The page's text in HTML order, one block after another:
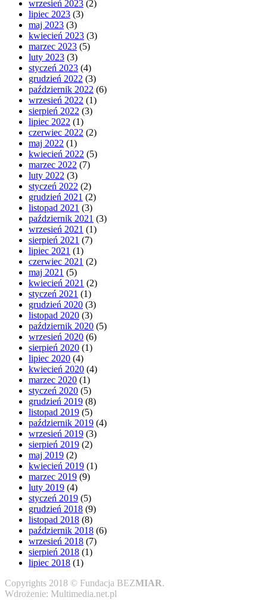
wrzesień 2023 (2)
lipiec 2023 (3)
maj 2023 (3)
kwiecień 2023 (3)
marzec 2023 (5)
luty 2023 (3)
styczeń 2023 (4)
grudzień 2022 (3)
październik 2022 (6)
wrzesień 2022 (1)
sierpień 2022 (3)
lipiec 2022 (1)
czerwiec 2022 (2)
maj 2022 (1)
kwiecień 2022 (5)
marzec 2022 (7)
luty 2022 (3)
styczeń 2022 (2)
grudzień 2021 (2)
listopad 2021 (3)
październik 2021 (3)
wrzesień 2021 (1)
sierpień 2021 (7)
lipiec 2021 (1)
czerwiec 2021 (2)
maj 2021 (5)
kwiecień 2021 (2)
styczeń 2021 (1)
grudzień 2020 (3)
listopad 2020 (3)
październik 2020 (5)
wrzesień 2020 (6)
sierpień 2020 (1)
lipiec 2020 (4)
kwiecień 2020 (4)
marzec 2020 (1)
styczeń 2020 (5)
grudzień 2019 (8)
listopad 2019 (5)
październik 2019 (4)
wrzesień 2019 (3)
sierpień 2019 (2)
maj 2019 (2)
kwiecień 2019 (1)
marzec 2019 (9)
luty 2019 (4)
styczeń 2019 (5)
grudzień 2018 (9)
listopad 2018 (8)
październik 2018 (6)
wrzesień 2018 (7)
sierpień 2018 (1)
lipiec 2018 (1)
Copyrights 2018 © Fundacja BEZMIAR.
Wdrożenie: Multimedia.net.pl